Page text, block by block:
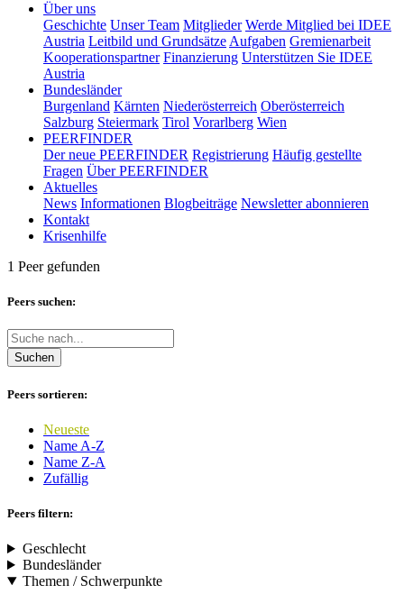
Über uns
Geschichte Unser Team Mitglieder Werde Mitglied bei IDEE
Austria Leitbild und Grundsätze Aufgaben Gremienarbeit
Kooperationspartner Finanzierung Unterstützen Sie IDEE
Austria
Bundesländer
Burgenland Kärnten Niederösterreich Oberösterreich
Salzburg Steiermark Tirol Vorarlberg Wien
PEERFINDER
Der neue PEERFINDER Registrierung Häufig gestellte
Fragen Über PEERFINDER
Aktuelles
News Informationen Blogbeiträge Newsletter abonnieren
Kontakt
Krisenhilfe
1 Peer gefunden
Peers suchen:
Suchen
Peers sortieren:
Neueste
Name A-Z
Name Z-A
Zufällig
Peers filtern:
Geschlecht
Bundesländer
Themen / Schwerpunkte